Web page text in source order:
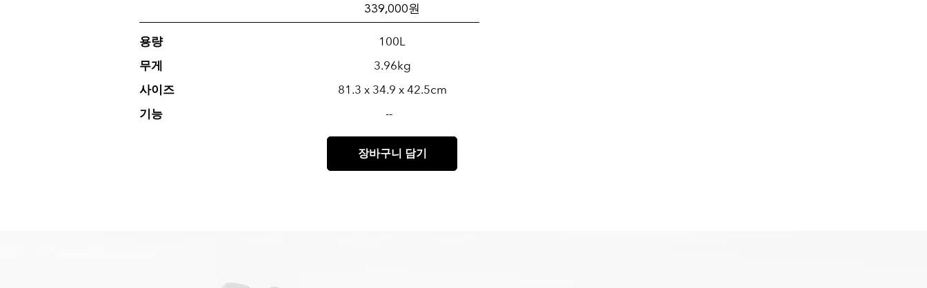
339,000 원
용량 100L
무게 3.96kg
사이즈 81.3 x 34.9 x 42.5cm
기능 --
장바구니 담기